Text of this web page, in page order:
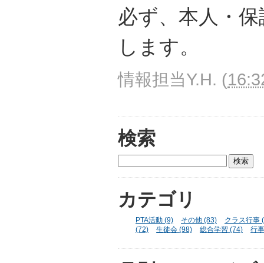
必ず、本人・
します。
情報担当Y.H. (
検索
カテゴリ
PTA活動 (9) その他 (83)
クラス行事
(72)
生徒会 (98) 総合学習 (74) 行